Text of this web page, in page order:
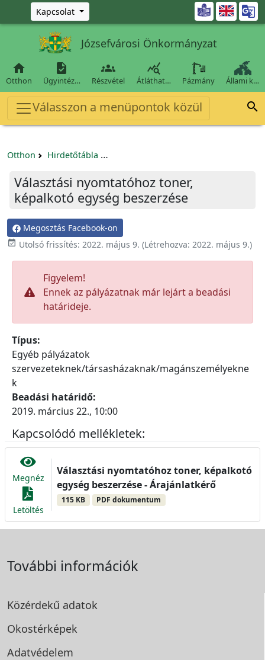
Ugrás a fő tartalomra
Kapcsolat 
Józsefvárosi Önkormányzat

Otthon

Ügyintéz…

Részvétel

Átláthat… Pázmány Állami k…
Válasszon a menüpontok közül 
Otthon Hirdetőtábla
Választási nyomtatóhoz toner,
képalkotó egység beszerzése
Megosztás Facebook-on
 Utolsó frissítés: 2022. május 9. (Létrehozva: 2022. május 9.)
Figyelem!
Ennek az pályázatnak már lejárt a beadási
határideje.
Típus:
Egyéb pályázatok
szervezeteknek/társasházaknak/magánszemélyekne
k
Beadási határidő:
2019. március 22., 10:00
Kapcsolódó mellékletek:
Megnéz
Letöltés
Választási nyomtatóhoz toner, képalkotó
egység beszerzése - Árajánlatkérő
115 KB PDF dokumentum
További információk
Közérdekű adatok
Okostérképek
Adatvédelem